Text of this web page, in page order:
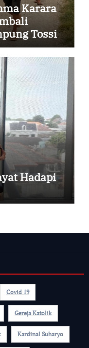
Karara
Tossi
Hadapi
Covid 19
Gereja Katolik
Kardinal Suharyo